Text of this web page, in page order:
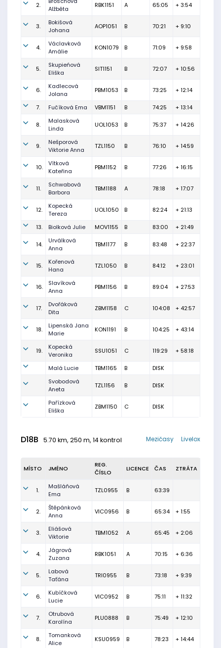
2.
Alžběta
RBK1151 A 65:05 + 3:54
3.
Bokišová
Johana
AOP1051 B 70:21 + 9:10
4.
Václavková
Amálie
KON1079 B 71:09 + 9:58
5.
Skupieńová
Eliška
SIT1151 B 72:07 + 10:56
6.
Kadlecová
Jolana
PBM1053 B 73:25 + 12:14
7. Fučíková Ema VBM1151 B 74:25 + 13:14
8.
Malasková
Linda
UOL1053 B 75:37 + 14:26
9.
Nešporová
Viktorie Anna
TZL1150 B 76:10 + 14:59
10.
Vítková
Kateřina
PBM1152 B 77:26 + 16:15
11.
Schwabová
Barbora
TBM1188 A 78:18 + 17:07
12.
Kopecká
Tereza
UOL1050 B 82:24 + 21:13
13. Biolková Julie MOV1155 B 83:00 + 21:49
14.
Urválková
Anna
TBM1177 B 83:48 + 22:37
15.
Kořenová
Hana
TZL1050 B 84:12 + 23:01
16.
Slavíková
Anna
PBM1156 B 89:04 + 27:53
17.
Dvořáková
Dita
ZBM1158 C 104:08 + 42:57
18.
Lipenská Jana
Marie
KON1191 B 104:25 + 43:14
19.
Kopecká
Veronika
SSU1051 C 119:29 + 58:18
Malá Lucie TBM1165 B
DISK
Svobodová
Aneta
TZL1156 B DISK
Pařízková
Eliška
ZBM1150 C DISK
D18B 5.70 km, 250 m, 14 kontrol Livelox
Mezičasy
MÍSTO JMÉNO
REG.
ČÍSLO
LICENCE ČAS ZTRÁTA
1.
Mašláňová
Ema
TZL0955 B 63:39
2.
Štěpánková
Anna
VIC0956 B 65:34 + 1:55
3.
Eliášová
Viktorie
TBM1052 A 65:45 + 2:06
4.
Jágrová
Zuzana
RBK1051 A 70:15 + 6:36
5.
Labová
Taťána
TRI0955 B 73:18 + 9:39
6.
Kubíčková
Lucie
VIC0952 B 75:11 + 11:32
7.
Otrubová
Karolína
PLU0888 B 75:49 + 12:10
8.
Tomanková
Alice
KSU0959 B 78:23 + 14:44